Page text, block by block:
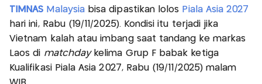
TIMNAS Malaysiabisa dipastikan lolos Piala Asia 2027
hari ini, Rabu (19/11/2025). Kondisi itu terjadi jika
Vietnam kalah atau imbang saat tandang ke markas
Laos di matchdaykelima Grup F babak ketiga
Kualifikasi Piala Asia 2027, Rabu (19/11/2025) malam